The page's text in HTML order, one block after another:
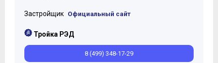
Застройщик Официальный сайт
Тройка РЭД
8 (499) 348-17-29